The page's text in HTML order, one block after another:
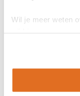
Wil je meer weten
zijn echt niet
mijn passie. Als